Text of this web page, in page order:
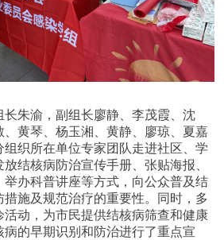
长朱渝，副组长廖静、李茂霞、沈
、黄琴、杨玉湘、黄静、廖琼、夏嘉
组织所在单位专家团队走进社区、学
结核病防治宣传手册、张贴海报、
举办科普讲座等方式，向公众普及结
施及规范治疗的重要性。同时，多
动，为市民提供结核病筛查和健康
的早期识别和防治进行了重点宣